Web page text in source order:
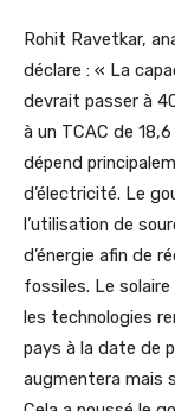
Rohit Ravetkar,
déclare : « La
devrait passer à
à un TCAC de
dépend
d’électricité. Le
l’utilisation de
d’énergie afin de
fossiles. Le
les technologies
pays à la date de
augmentera mais